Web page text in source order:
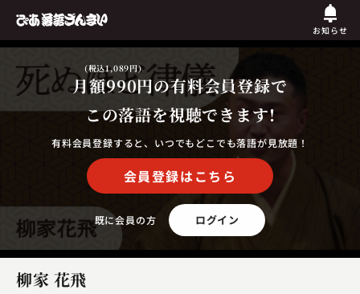
お知らせ
月額990円
(税込1,089円)
の有料会員登録で
この落語を視聴できます!
有料会員登録すると、いつでもどこでも落語が見放題！
会員登録はこちら
既に会員の方 ログイン
柳家 花飛